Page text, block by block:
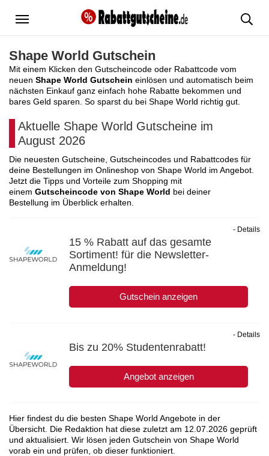
Menü
Shape World Gutschein
Mit einem Klicken den Gutscheincode oder Rabattcode vom
neuen Shape World Gutschein einlösen und automatisch beim
nächsten Einkauf ganz einfach hohe Rabatte bekommen und
bares Geld sparen. So sparst du bei Shape World richtig gut.
Aktuelle Shape World Gutscheine im
August 2026
Die neuesten Gutscheine, Gutscheincodes und Rabattcodes für
deine Bestellungen im Onlineshop von Shape World im Angebot.
Jetzt die Tipps und Vorteile zum Shopping mit
einem Gutscheincode von Shape World bei deiner
Bestellung im Überblick erhalten.
15 % Rabatt auf das gesamte
Sortiment! für die Newsletter-
Anmeldung!
Gutschein anzeigen
- Details
Bis zu 20% Studentenrabatt!
Angebot anzeigen
- Details
Hier findest du die besten Shape World Angebote in der
Übersicht. Die Redaktion hat diese zuletzt am 12.07.2026 geprüft
und aktualisiert. Wir lösen jeden Gutschein von Shape World
vorab ein und prüfen, ob dieser funktioniert.